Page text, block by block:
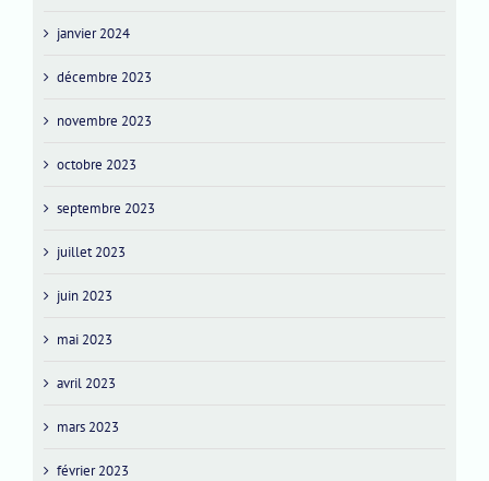
janvier 2024
décembre 2023
novembre 2023
octobre 2023
septembre 2023
juillet 2023
juin 2023
mai 2023
avril 2023
mars 2023
février 2023